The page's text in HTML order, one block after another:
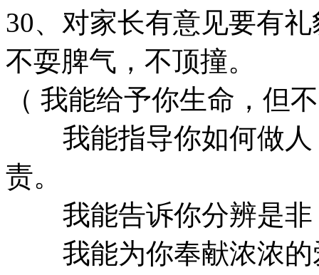
30、对家长有意见要有
不耍脾气，不顶撞。
（ 我能给予你生命，但
我能指导你如何做人
责。
我能告诉你分辨是非
我能为你奉献浓浓的